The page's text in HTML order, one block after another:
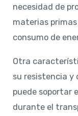
necesidad de
materias
consumo de
Otra
su resistencia y
puede soportar
durante el